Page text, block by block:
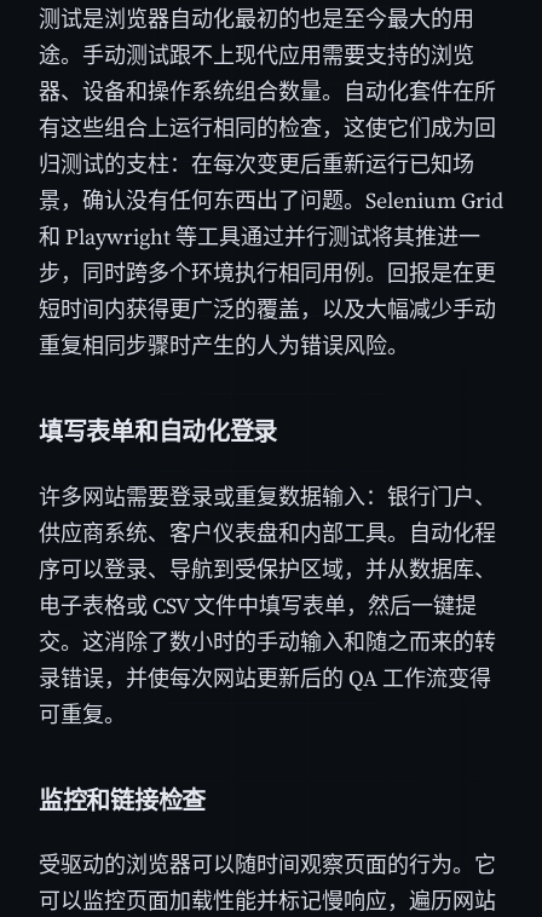
测试是浏览器自动化最初的也是至今最大的用
途。手动测试跟不上现代应用需要支持的浏览
器、设备和操作系统组合数量。自动化套件在所
有这些组合上运行相同的检查，这使它们成为回
归测试的支柱：在每次变更后重新运行已知场
景，确认没有任何东西出了问题。Selenium Grid
和 Playwright 等工具通过并行测试将其推进一
步，同时跨多个环境执行相同用例。回报是在更
短时间内获得更广泛的覆盖，以及大幅减少手动
重复相同步骤时产生的人为错误风险。
填写表单和自动化登录
许多网站需要登录或重复数据输入：银行门户、
供应商系统、客户仪表盘和内部工具。自动化程
序可以登录、导航到受保护区域，并从数据库、
电子表格或 CSV 文件中填写表单，然后一键提
交。这消除了数小时的手动输入和随之而来的转
录错误，并使每次网站更新后的 QA 工作流变得
可重复。
监控和链接检查
受驱动的浏览器可以随时间观察页面的行为。它
可以监控页面加载性能并标记慢响应，遍历网站